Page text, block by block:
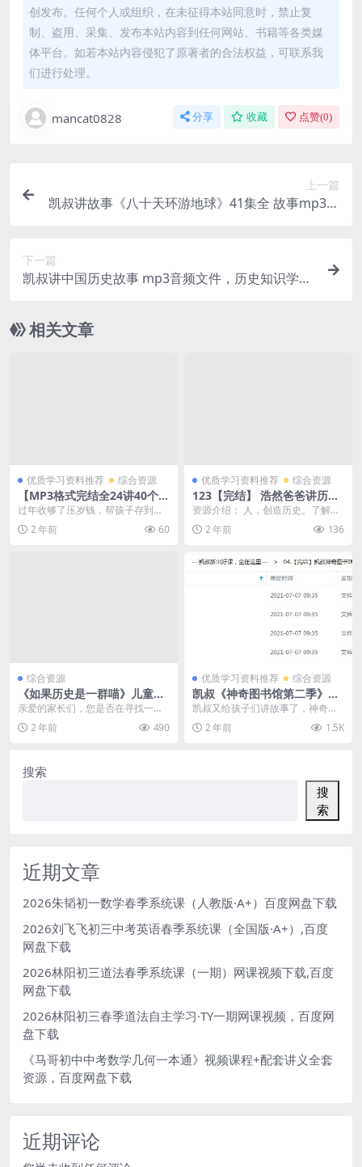
创发布。任何个人或组织，在未征得本站同意时，禁止复
制、盗用、采集、发布本站内容到任何网站、书籍等各类媒
体平台。如若本站内容侵犯了原著者的合法权益，可联系我
们进行处理。
mancat0828 分享 收藏 点赞(0)
上一篇
凯叔讲故事《八十天环游地球》41集全 故事mp3音
下一篇
凯叔讲中国历史故事 mp3音频文件，历史知识学习
相关文章
优质学习资料推荐 综合资源
【MP3格式完结全24讲40个案
例知识点】 张雷 《反溺爱-亲
过年收够了压岁钱，帮孩子存到银
行里，还是让孩子自由支配？高度
物质化的生活，富养容...
2 年前 60
优质学习资料推荐 综合资源
123【完结】 浩然爸爸讲历史
人物(150集全MP3)文件百度
资料
资源介绍： 人，创造历史。了解
人，就了解了历史。从先秦到清
代，浩瀚五千年，浓缩在...
2 年前 136
综合资源
《如果历史是一群喵》儿童历
史启蒙动画全集 – 10季124集
1080P高清视频课程下载
亲爱的家长们，您是否在寻找一种
既有趣又富有教育意义的方式来让
您的孩子了解历史呢？...
2 年前 490
优质学习资料推荐 综合资源
凯叔《神奇图书馆第二季》
（海洋x计划、昆虫特战队、
太空历险记）全集MP3音频文
件资源下载百度网盘下载
凯叔又给孩子们讲故事了，神奇图
书馆系列，故事精彩，孩子们都爱
听，今天带来第二季的...
2 年前 1.5K
搜索
搜
索
近期文章
2026朱韬初一数学春季系统课（人教版·A+）百度网盘下载
2026刘飞飞初三中考英语春季系统课（全国版·A+）,百度
网盘下载
2026林阳初三道法春季系统课（一期）网课视频下载,百度
网盘下载
2026林阳初三春季道法自主学习·TY一期网课视频，百度网
盘下载
《马哥初中中考数学几何一本通》视频课程+配套讲义全套
资源，百度网盘下载
近期评论